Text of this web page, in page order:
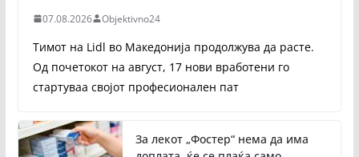
07.08.2026 Objektivno24
Тимот на Lidl во Македонија продолжува да расте.
Од почетокот на август, 17 нови вработени го
стартуваа својот професионален пат
За лекот „Фостер“ нема да има